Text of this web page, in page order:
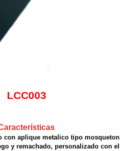
LCC003
con aplique metalico tipo mosqueton
y remachado, personalizado con el